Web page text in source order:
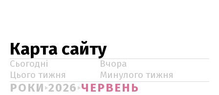
Карта сайту
Сьогодні
Вчора
Цього тижня
Минулого тижня
РОКИ 2026 ЧЕРВЕНЬ